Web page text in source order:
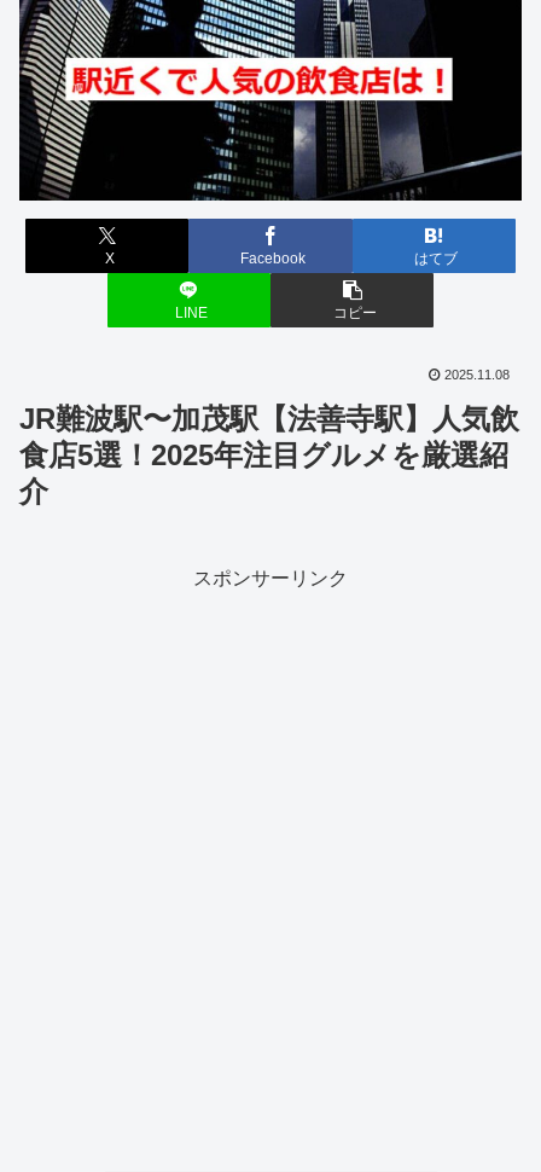
X Facebook はてブ
LINE コピー
2025.11.08
JR難波駅〜加茂駅【法善寺駅】人気飲
食店5選！2025年注目グルメを厳選紹
介
スポンサーリンク